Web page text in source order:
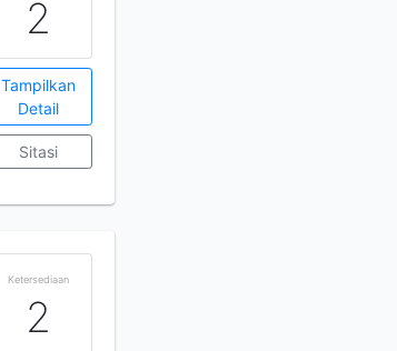
2
Tampilkan
Detail
Sitasi
Ketersediaan
2